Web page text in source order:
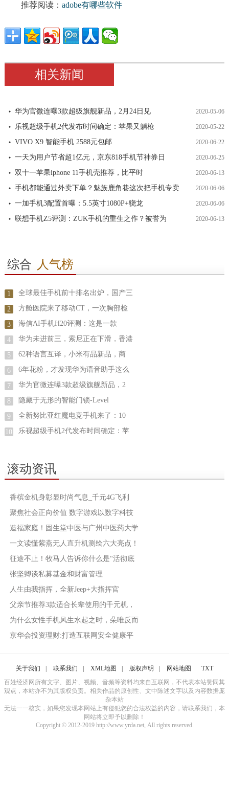
推荐阅读： adobe有哪些软件
相关新闻
华为官微连曝3款超级旗舰新品，2月24日见 2020-05-06
乐视超级手机2代发布时间确定：苹果又躺枪 2020-05-22
VIVO X9 智能手机 2588元包邮 2020-06-22
一天为用户节省超1亿元，京东818手机节神券日 2020-06-25
双十一苹果iphone 11手机壳推荐，比平时 2020-06-13
手机都能通过外卖下单？魅族鹿角巷这次把手机专卖 2020-06-06
一加手机3配置首曝：5.5英寸1080P+骁龙 2020-06-06
联想手机Z5评测：ZUK手机的重生之作？被誉为 2020-06-13
综合 人气榜
1 全球最佳手机前十排名出炉，国产三
2 方舱医院来了移动CT，一次胸部检
3 海信AI手机H20评测：这是一款
4 华为未进前三，索尼正在下滑，香港
5 62种语言互译，小米有品新品，商
6 6年花粉，才发现华为语音助手这么
7 华为官微连曝3款超级旗舰新品，2
8 隐藏于无形的智能门锁-Level
9 全新努比亚红魔电竞手机来了：10
10 乐视超级手机2代发布时间确定：苹
滚动资讯
香槟金机身彰显时尚气息_千元4G飞利
聚焦社会正向价值 数字游戏以数字科技
造福家庭！固生堂中医与广州中医药大学
一文读懂紫燕无人直升机测绘六大亮点！
征途不止！牧马人告诉你什么是“活彻底
张坚卿谈私募基金和财富管理
人生由我指挥，全新Jeep+大指挥官
父亲节推荐3款适合长辈使用的千元机，
为什么女性手机风生水起之时，朵唯反而
京华会投资理财:打造互联网安全健康平
关于我们 联系我们 XML地图 版权声明 网站地图
TXT
百姓经济网所有文字、图片、视频、音频等资料均来自互联网，不代表本站赞同其
观点，本站亦不为其版权负责。相关作品的原创性、文中陈述文字以及内容数据庞
杂本站
无法一一核实，如果您发现本网站上有侵犯您的合法权益的内容，请联系我们，本
网站将立即予以删除！
Copyright © 2012-2019 http://www.yrda.net, All rights reserved.